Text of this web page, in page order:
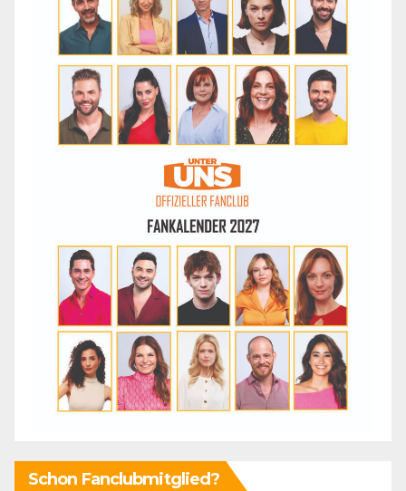
Schon Fanclubmitglied?